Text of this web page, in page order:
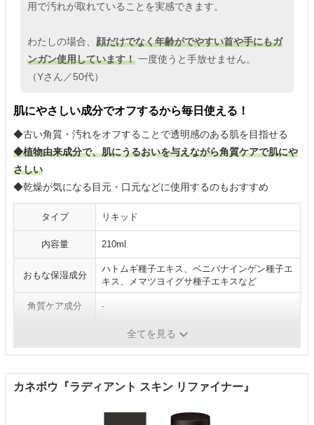
用で汚れが取れていることを実感できます。
わたしの場合、 顔だけでなく年齢がでやすい首や手にもガ
ンガン使用しています！ 一度使うと手放せません。
（Yさん／50代）
肌にやさしい成分でオフするから毎日使える！
◆古い角質・汚れをオフすることで透明感のある肌を目指せる
◆植物由来成分で、肌にうるおいを与えながら角質ケアで肌にや
さしい
◆乾燥が気になる目元・口元などに使用するのもおすすめ
タイプ リキッド
内容量 210ml
おもな保湿成分
ハトムギ種子エキス、ベニバナインゲン種子エ
キス、メマツヨイグサ種子エキスなど
角質ケア成分 -
全てを見る
カネボウ『ラディアント スキン リファイナー』